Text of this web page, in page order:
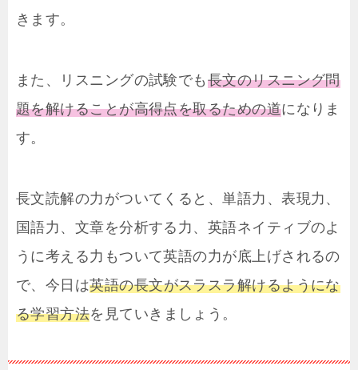
きます。
また、リスニングの試験でも 長文のリスニング問
題を解けることが高得点を取るための道になりま
す。
長文読解の力がついてくると、単語力、表現力、
国語力、文章を分析する力、英語ネイティブのよ
うに考える力もついて英語の力が底上げされるの
で、今日は英語の長文がスラスラ解けるようにな
る学習方法を見ていきましょう。